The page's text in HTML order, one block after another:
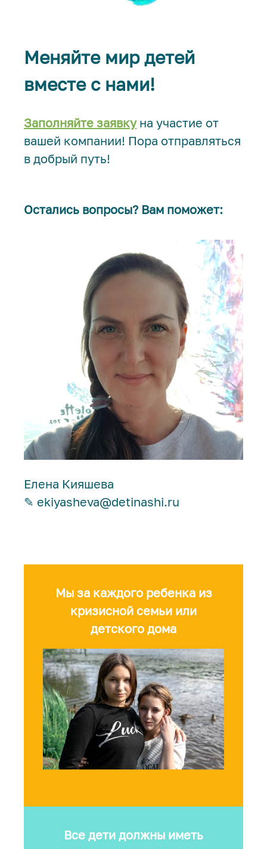
Меняйте мир детей
вместе с нами!
Заполняйте заявкуна участие от
вашей компании! Пора отправляться
в добрый путь!
Остались вопросы? Вам поможет:
Елена Кияшева
✎ ekiyasheva@detinashi.ru
Мы за каждого ребенка из
кризисной семьи или
детского дома
Все дети должны иметь